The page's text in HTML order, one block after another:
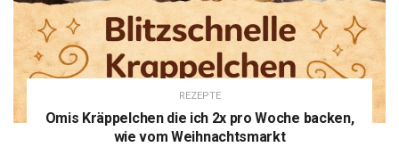
REZEPTE
Omis Kräppelchen die ich 2x pro Woche backen,
wie vom Weihnachtsmarkt